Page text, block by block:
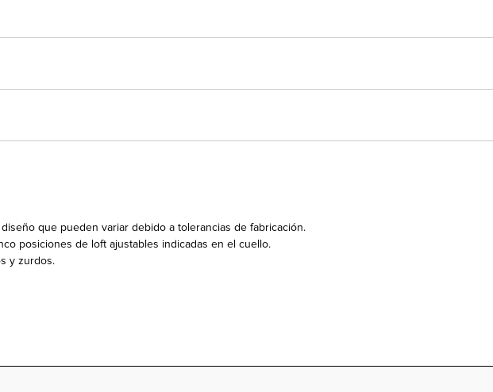
que pueden variar debido a tolerancias de fabricación.
posiciones de loft ajustables indicadas en el cuello.
y zurdos.